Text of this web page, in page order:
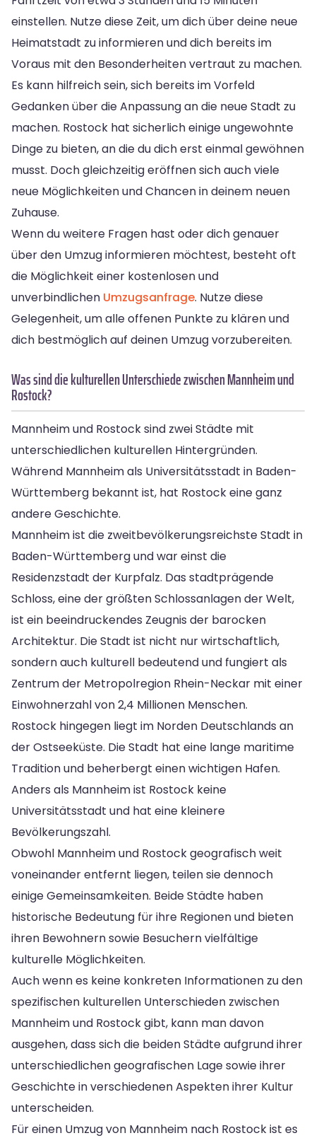
einstellen. Nutze diese Zeit, um dich über deine neue
Heimatstadt zu informieren und dich bereits im
Voraus mit den Besonderheiten vertraut zu machen.
Es kann hilfreich sein, sich bereits im Vorfeld
Gedanken über die Anpassung an die neue Stadt zu
machen. Rostock hat sicherlich einige ungewohnte
Dinge zu bieten, an die du dich erst einmal gewöhnen
musst. Doch gleichzeitig eröffnen sich auch viele
neue Möglichkeiten und Chancen in deinem neuen
Zuhause.
Wenn du weitere Fragen hast oder dich genauer
über den Umzug informieren möchtest, besteht oft
die Möglichkeit einer kostenlosen und
unverbindlichen Umzugsanfrage. Nutze diese
Gelegenheit, um alle offenen Punkte zu klären und
dich bestmöglich auf deinen Umzug vorzubereiten.
Was sind die kulturellen Unterschiede zwischen Mannheim und
Rostock?
Mannheim und Rostock sind zwei Städte mit
unterschiedlichen kulturellen Hintergründen.
Während Mannheim als Universitätsstadt in Baden-
Württemberg bekannt ist, hat Rostock eine ganz
andere Geschichte.
Mannheim ist die zweitbevölkerungsreichste Stadt in
Baden-Württemberg und war einst die
Residenzstadt der Kurpfalz. Das stadtprägende
Schloss, eine der größten Schlossanlagen der Welt,
ist ein beeindruckendes Zeugnis der barocken
Architektur. Die Stadt ist nicht nur wirtschaftlich,
sondern auch kulturell bedeutend und fungiert als
Zentrum der Metropolregion Rhein-Neckar mit einer
Einwohnerzahl von 2,4 Millionen Menschen.
Rostock hingegen liegt im Norden Deutschlands an
der Ostseeküste. Die Stadt hat eine lange maritime
Tradition und beherbergt einen wichtigen Hafen.
Anders als Mannheim ist Rostock keine
Universitätsstadt und hat eine kleinere
Bevölkerungszahl.
Obwohl Mannheim und Rostock geografisch weit
voneinander entfernt liegen, teilen sie dennoch
einige Gemeinsamkeiten. Beide Städte haben
historische Bedeutung für ihre Regionen und bieten
ihren Bewohnern sowie Besuchern vielfältige
kulturelle Möglichkeiten.
Auch wenn es keine konkreten Informationen zu den
spezifischen kulturellen Unterschieden zwischen
Mannheim und Rostock gibt, kann man davon
ausgehen, dass sich die beiden Städte aufgrund ihrer
unterschiedlichen geografischen Lage sowie ihrer
Geschichte in verschiedenen Aspekten ihrer Kultur
unterscheiden.
Für einen Umzug von Mannheim nach Rostock ist es